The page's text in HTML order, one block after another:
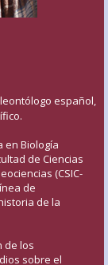
español,
en Biología
de Ciencias
(CSIC-
de
de la
de los
sobre el